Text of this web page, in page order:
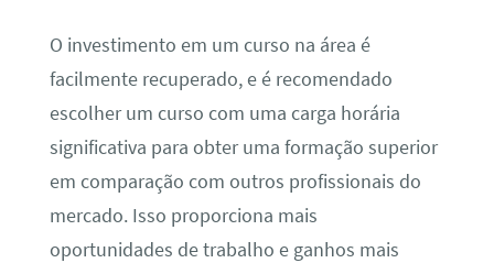
O investimento em um curso na área é
facilmente recuperado, e é recomendado
escolher um curso com uma carga horária
significativa para obter uma formação superior
em comparação com outros profissionais do
mercado. Isso proporciona mais
oportunidades de trabalho e ganhos mais